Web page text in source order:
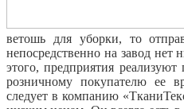
ветошь для уборки, то
непосредственно на завод нет
этого, предприятия
розничному покупателю ее
следует в компанию